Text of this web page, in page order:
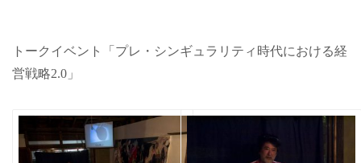
トークイベント「プレ・シンギュラリティ時代における経
営戦略2.0」